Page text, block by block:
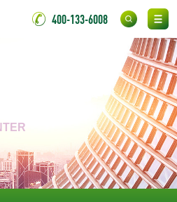
400-133-6008
通用型氯丁胶检测
丁胶检测 耐高温型氯丁胶检
测
裱膜压敏
带检测
BOPP压敏胶粘带检
测
（硫化）